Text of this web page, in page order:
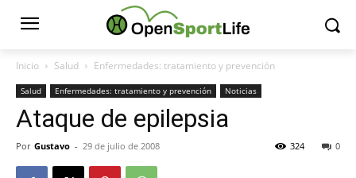
Inicio Salud Enfermedades: tratamiento y prevención
Salud Enfermedades: tratamiento y prevención Noticias
Ataque de epilepsia
Por Gustavo - 29 de julio de 2008 0
324